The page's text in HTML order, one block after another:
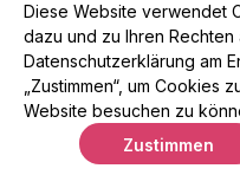
Diese Website verwendet
dazu und zu Ihren
Datenschutzerklärung am
„Zustimmen“, um
Website besuchen zu
Zustimmen
Privatsphäre
∙